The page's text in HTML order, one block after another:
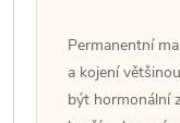
Permanentní
a kojení
být hormonální